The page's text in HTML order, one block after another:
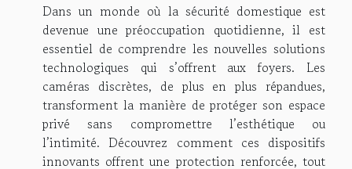
Dans un monde où la sécurité domestique est
devenue une préoccupation quotidienne, il est
essentiel de comprendre les nouvelles solutions
technologiques qui s’offrent aux foyers. Les
caméras discrètes, de plus en plus répandues,
transforment la manière de protéger son espace
privé sans compromettre l’esthétique ou
l’intimité. Découvrez comment ces dispositifs
innovants offrent une protection renforcée, tout